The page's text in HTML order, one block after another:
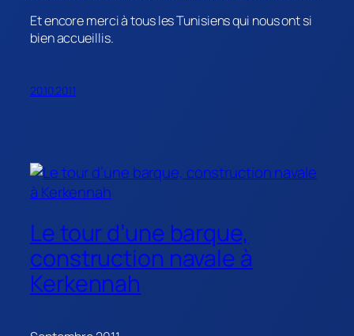
Et encore merci à tous les Tunisiens qui nous ont si
bien accueillis.
20.10.2011
Le tour d’une barque,
construction navale à
Kerkennah